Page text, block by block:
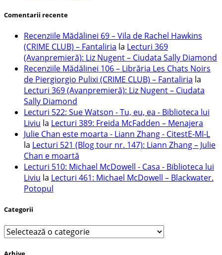
Comentarii recente
Recenziile Mădălinei 69 – Vila de Rachel Hawkins
(CRIME CLUB) – Fantaliria la Lecturi 369
(Avanpremieră): Liz Nugent – Ciudata Sally Diamond
Recenziile Mădălinei 106 – Librăria Les Chats Noirs
de Piergiorgio Pulixi (CRIME CLUB) – Fantaliria la
Lecturi 369 (Avanpremieră): Liz Nugent – Ciudata
Sally Diamond
Lecturi 522: Sue Watson - Tu, eu, ea - Biblioteca lui
Liviu la Lecturi 389: Freida McFadden – Menajera
Julie Chan este moarta - Liann Zhang - CitestE-MI-L
la Lecturi 521 (Blog tour nr. 147): Liann Zhang – Julie
Chan e moartă
Lecturi 510: Michael McDowell - Casa - Biblioteca lui
Liviu la Lecturi 461: Michael McDowell – Blackwater.
Potopul
Categorii
Categorii